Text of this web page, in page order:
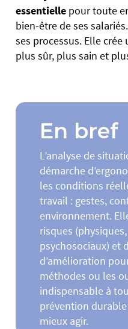
essentielle pour toute
bien-être de ses
ses processus. Elle
plus sûr, plus sain et
En bref
L’analyse de
démarche
les conditions
travail : gestes,
environnement.
risques
psychosociaux) et
d’amélioration
méthodes ou les
indispensable à
prévention
mieux agir.